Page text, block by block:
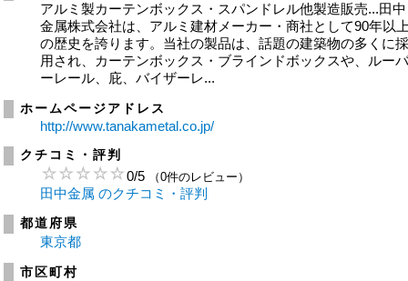
アルミ製カーテンボックス・スパンドレル他製造販売...田中
金属株式会社は、アルミ建材メーカー・商社として90年以
の歴史を誇ります。当社の製品は、話題の建築物の多くに
用され、カーテンボックス・ブラインドボックスや、ルー
ーレール、庇、バイザーレ...
ホームページアドレス
http://www.tanakametal.co.jp/
クチコミ・評判
0/5 （0件のレビュー）
田中金属 のクチコミ・評判
都道府県
東京都
市区町村